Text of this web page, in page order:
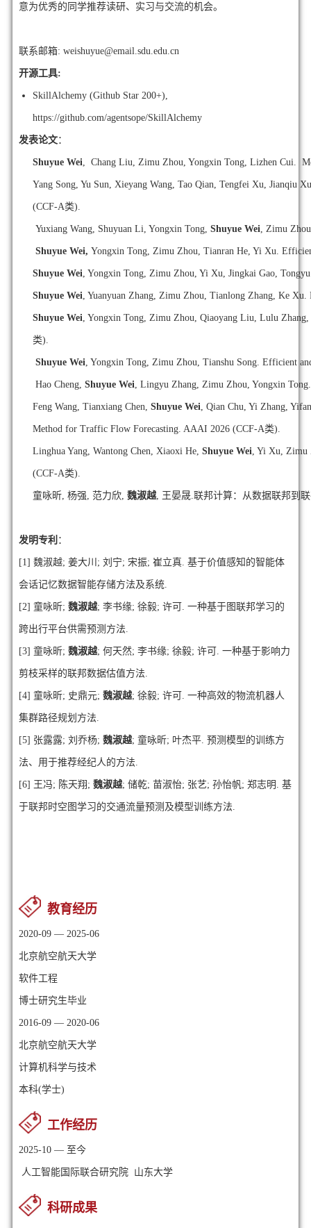
意为优秀的同学推荐读研、实习与交流的机会。
联系邮箱: weishuyue@email.sdu.edu.cn
开源工具:
SkillAlchemy (Github Star 200+),
https://github.com/agentsope/SkillAlchemy
发表论文：
Shuyue Wei , Chang Liu, Zimu Zhou, Yongxin Tong, Lizhen Cui.
Yang Song, Yu Sun, Xieyang Wang, Tao Qian, Tengfei Xu, Jianqiu
(CCF-A类).
Yuxiang Wang, Shuyuan Li, Yongxin Tong, Shuyue Wei , Zimu
Shuyue Wei, Yongxin Tong, Zimu Zhou, Tianran He, Yi Xu.
Shuyue Wei , Yongxin Tong, Zimu Zhou, Yi Xu, Jingkai Gao,
Shuyue Wei , Yuanyuan Zhang, Zimu Zhou, Tianlong Zhang, Ke
Shuyue Wei , Yongxin Tong, Zimu Zhou, Qiaoyang Liu, Lulu
类).
Shuyue Wei , Yongxin Tong, Zimu Zhou, Tianshu Song. Efficient
Hao Cheng, Shuyue Wei , Lingyu Zhang, Zimu Zhou, Yongxin
Feng Wang, Tianxiang Chen, Shuyue Wei , Qian Chu, Yi Zhang,
Method for Traffic Flow Forecasting. AAAI 2026 (CCF-A类).
Linghua Yang, Wantong Chen, Xiaoxi He, Shuyue Wei , Yi Xu,
(CCF-A类).
童咏昕, 杨强, 范力欣, 魏淑越, 王晏晟. 联邦计算：从数据联邦到
发明专利 ：
[1] 魏淑越; 姜大川; 刘宁; 宋振; 崔立真. 基于价值感知的智能体
会话记忆数据智能存储方法及系统.
[2] 童咏昕; 魏淑越; 李书缘; 徐毅; 许可. 一种基于图联邦学习的
跨出行平台供需预测方法.
[3] 童咏昕; 魏淑越; 何天然; 李书缘; 徐毅; 许可. 一种基于影响力
剪枝采样的联邦数据估值方法.
[4] 童咏昕; 史鼎元; 魏淑越; 徐毅; 许可. 一种高效的物流机器人
集群路径规划方法.
[5] 张露露; 刘乔杨; 魏淑越; 童咏昕; 叶杰平. 预测模型的训练方
法、用于推荐经纪人的方法.
[6] 王冯; 陈天翔; 魏淑越; 储乾; 苗淑怡; 张艺; 孙怡帆; 郑志明. 基
于联邦时空图学习的交通流量预测及模型训练方法.
教育经历
2020-09 — 2025-06
北京航空航天大学
软件工程
博士研究生毕业
2016-09 — 2020-06
北京航空航天大学
计算机科学与技术
本科(学士)
工作经历
2025-10 — 至今
人工智能国际联合研究院 山东大学
科研成果